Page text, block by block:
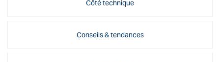
Côté technique
Conseils & tendances